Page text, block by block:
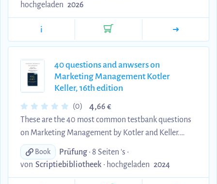
hochgeladen 2026
i
40 questions and anwsers on
Marketing Management Kotler
Keller, 16th edition
(0) 4,66 €
These are the 40 most common testbank questions
on Marketing Management by Kotler and Keller.
Perfect exam preparation!
Book Prüfung • 8 Seiten 's •
von Scriptiebibliotheek • hochgeladen 2024